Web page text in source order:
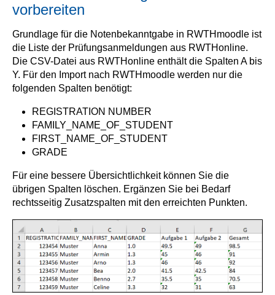
vorbereiten
Grundlage für die Notenbekanntgabe in RWTHmoodle ist
die Liste der Prüfungsanmeldungen aus RWTHonline.
Die CSV-Datei aus RWTHonline enthält die Spalten A bis
Y. Für den Import nach RWTHmoodle werden nur die
folgenden Spalten benötigt:
REGISTRATION NUMBER
FAMILY_NAME_OF_STUDENT
FIRST_NAME_OF_STUDENT
GRADE
Für eine bessere Übersichtlichkeit können Sie die
übrigen Spalten löschen. Ergänzen Sie bei Bedarf
rechtsseitig Zusatzspalten mit den erreichten Punkten.